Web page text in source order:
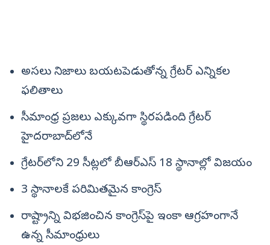
అసలు నిజాలు బయటపెడుతోన్న గ్రేటర్‌ ఎన్నికల
ఫలితాలు
సీమాంధ్ర ప్రజలు ఎక్కువగా స్థిరపడింది గ్రేటర్‌
హైదరాబాద్‌లోనే
గ్రేటర్‌లోని 29 సీట్లలో బీఆర్‌ఎస్‌ 18 స్థానాల్లో విజయం
3 స్థానాలకే పరిమితమైన కాంగ్రెస్
రాష్ట్రాన్ని విభజించిన కాంగ్రెస్‌పై ఇంకా ఆగ్రహంగానే
ఉన్న సీమాంధ్రులు